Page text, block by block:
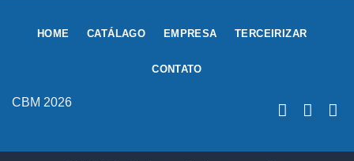
CBM 2026
HOME CATÁLAGO EMPRESA TERCEIRIZAR
CONTATO